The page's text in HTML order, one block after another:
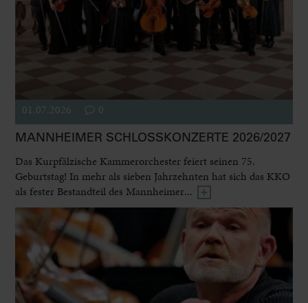
01.07.2026 0
MANNHEIMER SCHLOSSKONZERTE 2026/2027
Das Kurpfälzische Kammerorchester feiert seinen 75.
Geburtstag! In mehr als sieben Jahrzehnten hat sich das KKO
als fester Bestandteil des Mannheimer...